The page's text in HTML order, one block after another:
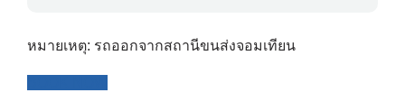
หมายเหตุ: รถออกจากสถานีขนส่งจอมเทียน